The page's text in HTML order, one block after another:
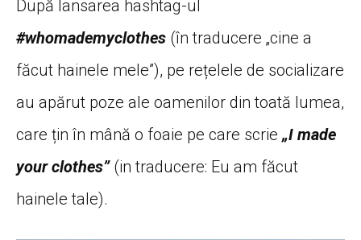
După lansarea hashtag-ul
#whomademyclothes (în traducere „cine a
făcut hainele mele”), pe rețelele de socializare
au apărut poze ale oamenilor din toată lumea,
care țin în mână o foaie pe care scrie „I made
your clothes”(in traducere: Eu am făcut
hainele tale).